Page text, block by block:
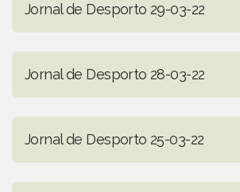
Jornal de Desporto 29-03-22
Jornal de Desporto 28-03-22
Jornal de Desporto 25-03-22